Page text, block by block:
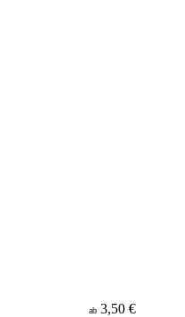
ab 3,50 €